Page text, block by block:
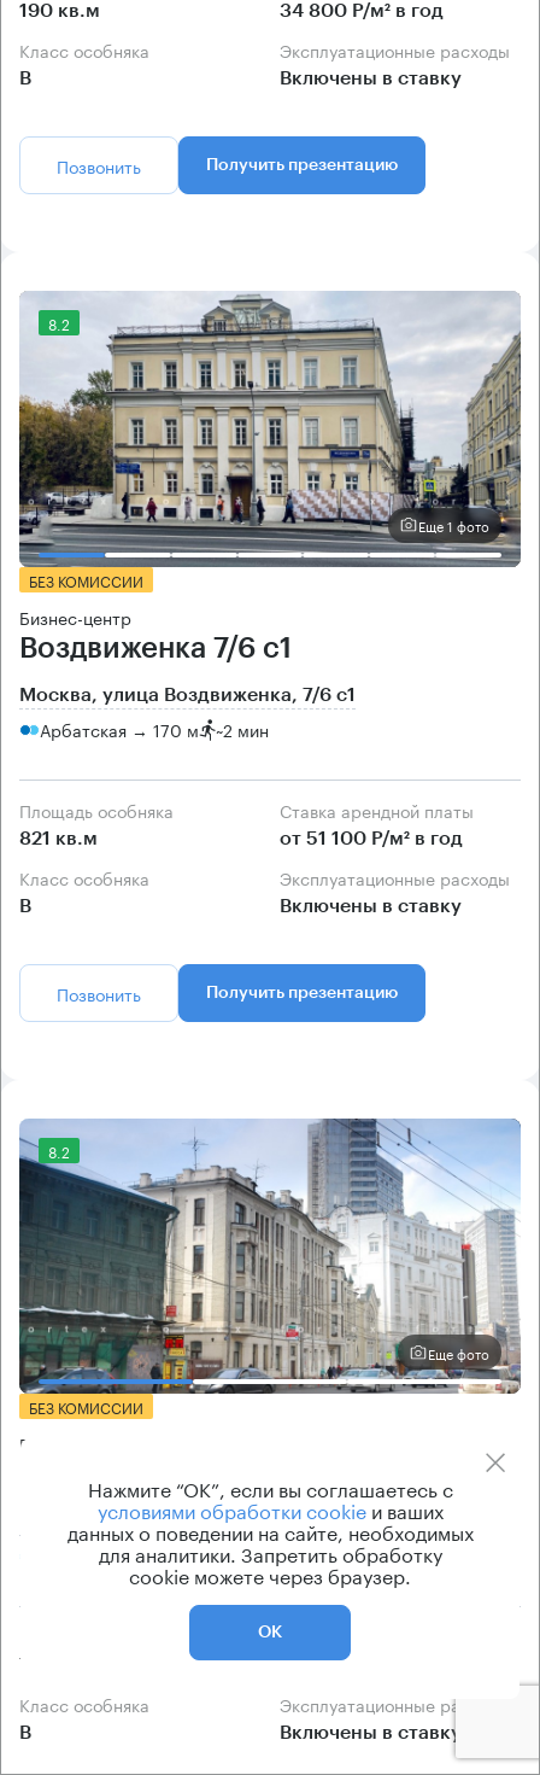
190 кв.м 34 800 Р/м² в год
Класс особняка
B
Эксплуатационные расходы
Включены в ставку
Позвонить Получить презентацию
8.2
Еще 1 фото
БЕЗ КОМИССИИ
Бизнес-центр
Воздвиженка 7/6 с1
Москва, улица Воздвиженка, 7/6 с1
Арбатская → 170 м ~2 мин
Площадь особняка
821 кв.м
Ставка арендной платы
от 51 100 Р/м² в год
Класс особняка
B
Эксплуатационные расходы
Включены в ставку
Позвонить Получить презентацию
8.2
Еще фото
БЕЗ КОМИССИИ
Бизнес-центр
Москва, улица Новый Арбат, 5
Арбатская → 410 м ~4 мин
718 кв.м 58 500 Р/м² в год
Класс особняка
B
Эксплуатационные расходы
Включены в ставку
Нажмите “ОК”, если вы соглашаетесь с
условиями обработки cookieи ваших
данных о поведении на сайте, необходимых
для аналитики. Запретить обработку
cookie можете через браузер.
ОК